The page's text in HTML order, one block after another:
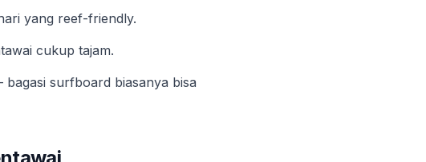
yang reef-friendly.
cukup tajam.
surfboard biasanya bisa